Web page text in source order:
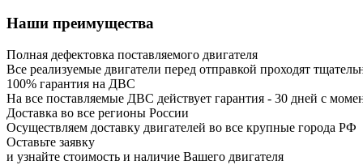
Наши преимущества
Полная дефектовка поставляемого двигателя
Все реализуемые двигатели перед отправкой проходят
100% гарантия на ДВС
На все поставляемые ДВС действует гарантия - 30 дней с
Доставка во все регионы России
Осуществляем доставку двигателей во все крупные города РФ
Оставьте заявку
и узнайте стоимость и наличие Вашего двигателя